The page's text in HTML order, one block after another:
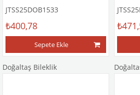
JTSS25DOB1533
₺400,78
Sepete Ekle
Doğaltaş Bileklik